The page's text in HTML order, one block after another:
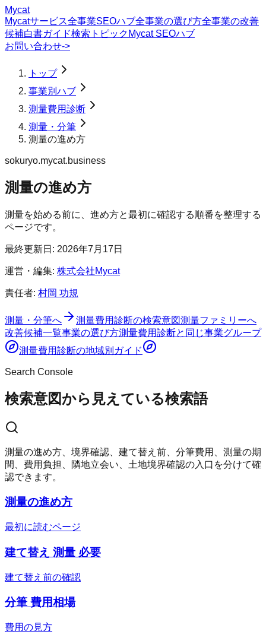
Mycat
Mycatサービス全事業SEOハブ全事業の選び方全事業の改善
候補白書ガイド検索トピック Mycat SEOハブ
お問い合わせ->
トップ
事業別ハブ
測量費用診断
測量・分筆
測量の進め方
sokuryo.mycat.business
測量の進め方
測量を始める前に、進め方と最初に確認する順番を整理する
ページです。
最終更新日: 2026年7月17日
運営・編集: 株式会社Mycat
責任者: 村岡 功規
測量・分筆へ 測量費用診断の検索意図測量ファミリーへ
改善候補一覧事業の選び方測量費用診断と同じ事業グループ
測量費用診断の地域別ガイド
Search Console
検索意図から見えている検索語
測量の進め方、境界確認、建て替え前、分筆費用、測量の期
間、費用負担、隣地立会い、土地境界確認の入口を分けて確
認できます。
測量の進め方
最初に読むページ
建て替え 測量 必要
建て替え前の確認
分筆 費用相場
費用の見方